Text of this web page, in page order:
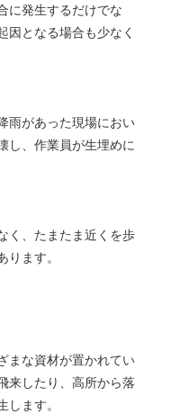
に発生するだけでな
因となる場合も少なく
雨があった現場におい
し、作業員が生埋めに
く、たまたま近くを歩
ます。
まな資材が置かれてい
来したり、高所から落
ます。